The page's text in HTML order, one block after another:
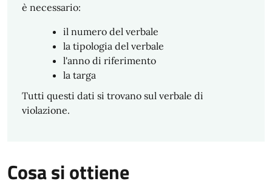
è necessario:
il numero del verbale
la tipologia del verbale
l'anno di riferimento
la targa
Tutti questi dati si trovano sul verbale di
violazione.
Cosa si ottiene